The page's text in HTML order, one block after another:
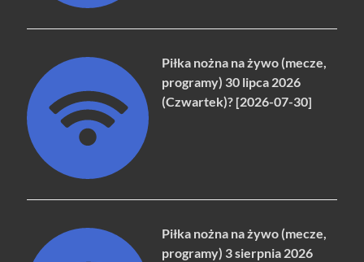
Piłka nożna na żywo (mecze,
programy) 30 lipca 2026
(Czwartek)? [2026-07-30]
Piłka nożna na żywo (mecze,
programy) 3 sierpnia 2026